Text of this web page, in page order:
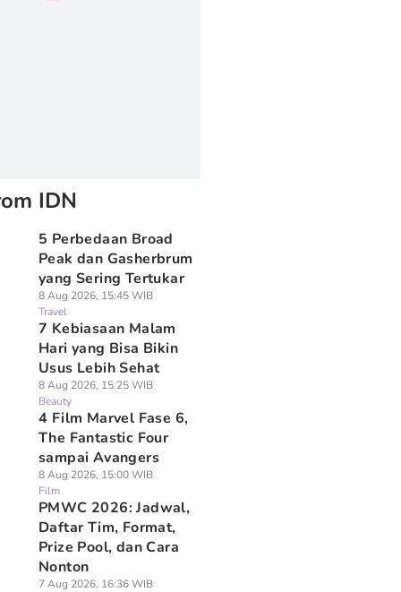
IDN
5 Perbedaan Broad
Peak dan Gasherbrum
yang Sering Tertukar
8 Aug 2026, 15:45 WIB
Travel
7 Kebiasaan Malam
Hari yang Bisa Bikin
Usus Lebih Sehat
8 Aug 2026, 15:25 WIB
Beauty
4 Film Marvel Fase 6,
The Fantastic Four
sampai Avangers
8 Aug 2026, 15:00 WIB
Film
PMWC 2026: Jadwal,
Daftar Tim, Format,
Prize Pool, dan Cara
Nonton
7 Aug 2026, 16:36 WIB